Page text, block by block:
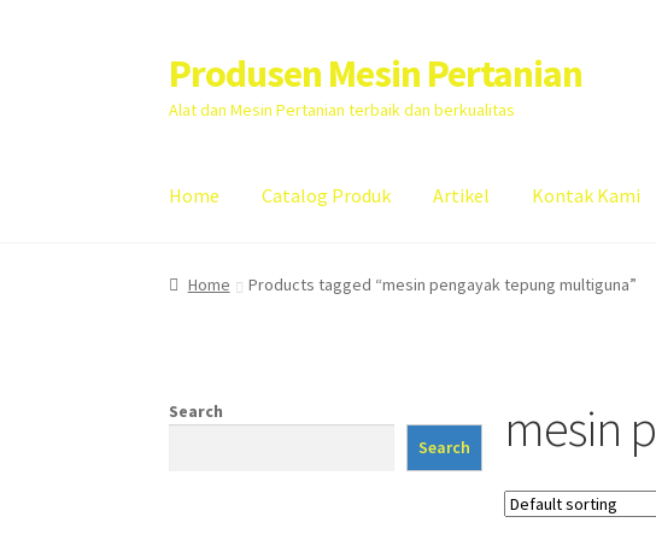
Skip
to
navigation
Skip
to
content
Produsen Mesin Pertanian
Alat dan Mesin Pertanian terbaik dan berkualitas
Home Catalog Produk Artikel Kontak Kami
Home Artikel Cart Checkout Kontak Kami My account
Home Products tagged “mesin pengayak tepung multiguna”
mesin
Search
Search